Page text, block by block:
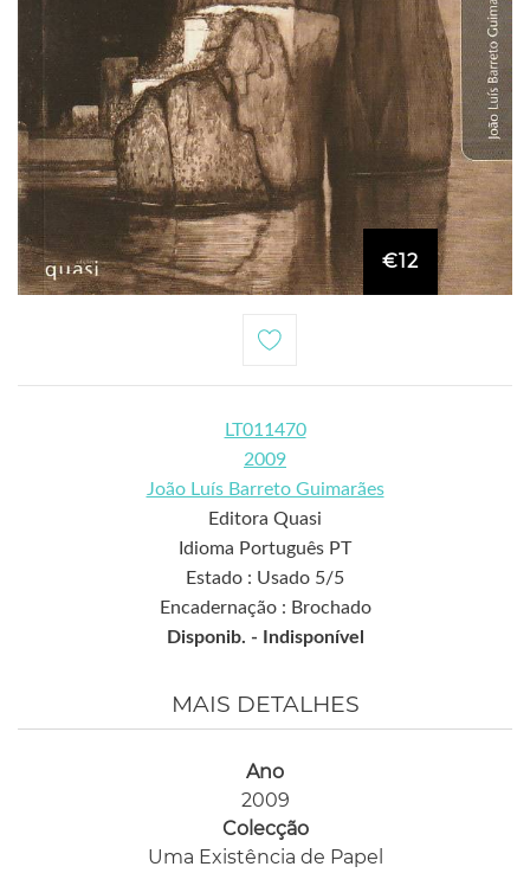
€12
LT011470
2009
João Luís Barreto Guimarães
Editora Quasi
Idioma Português PT
Estado : Usado 5/5
Encadernação : Brochado
Disponib. -
Indisponível
MAIS DETALHES
Ano
2009
Colecção
Uma Existência de Papel